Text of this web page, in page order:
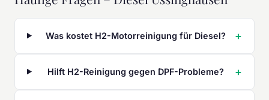
Was kostet H2-Motorreinigung für Diesel?
Hilft H2-Reinigung gegen DPF-Probleme?